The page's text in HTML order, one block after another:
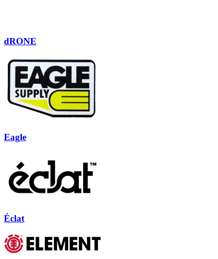
dRONE
Eagle
Éclat